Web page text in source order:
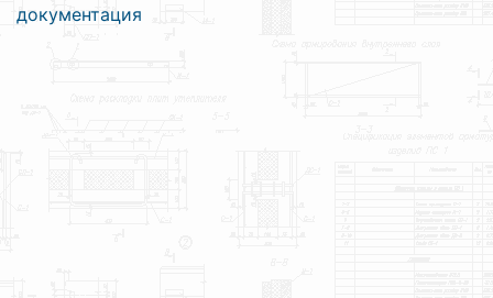
документация